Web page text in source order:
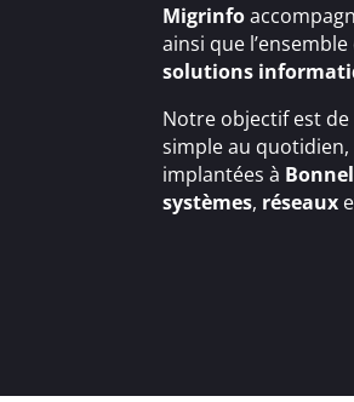
Migrinfo
ainsi que
solutions
Notre objectif est
simple au
implantées à
systèmes, réseaux